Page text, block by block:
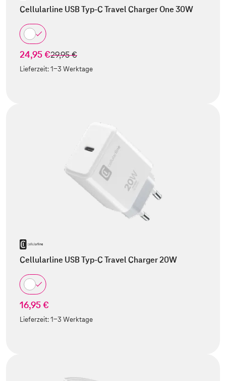
Cellularline USB Typ-C Travel Charger One 30W
24,95 €statt
29,95 €
Lieferzeit:1-3 Werktage
Cellularline USB Typ-C Travel Charger 20W
16,95 €
Lieferzeit:1-3 Werktage